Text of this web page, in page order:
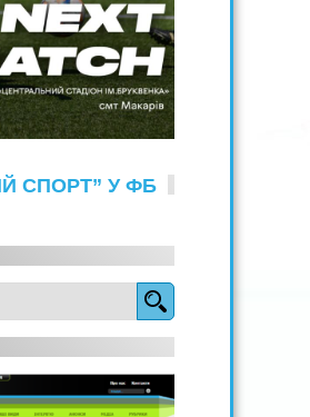
СПОРТ” У ФБ